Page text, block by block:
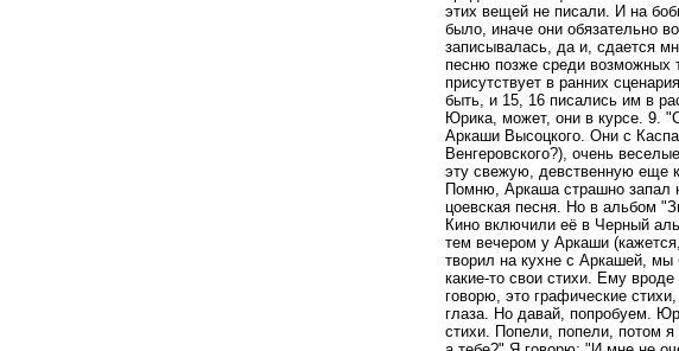
этих вещей не писали. И на
было, иначе они обязательно
записывалась, да и, сдается
песню позже среди
присутствует в ранних
быть, и 15, 16 писались им в
Юрика, может, они в курсе. 9.
Аркаши Высоцкого. Они с
Венгеровского?), очень
эту свежую, девственную еще
Помню, Аркаша страшно запал
цоевская песня. Но в альбом
Кино включили её в Черный
тем вечером у Аркаши
творил на кухне с Аркашей, мы
какие-то свои стихи. Ему
говорю, это графические
глаза. Но давай, попробуем.
стихи. Попели, попели, потом